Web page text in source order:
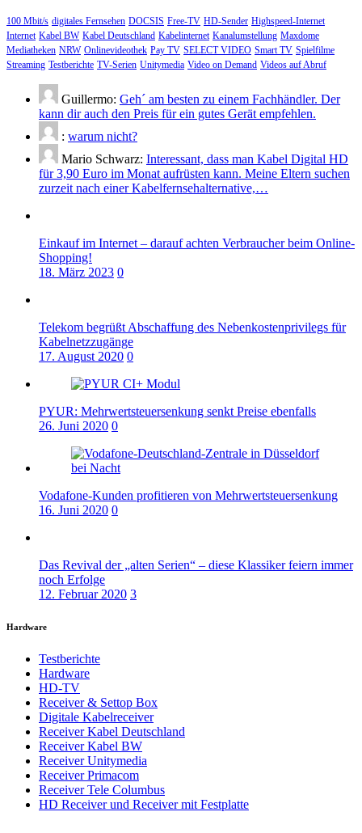
100 Mbit/s digitales Fernsehen DOCSIS Free-TV HD-Sender Highspeed-Internet
Internet Kabel BW Kabel Deutschland Kabelinternet Kanalumstellung Maxdome
Mediatheken NRW Onlinevideothek Pay TV SELECT VIDEO Smart TV Spielfilme
Streaming Testberichte TV-Serien Unitymedia Video on Demand Videos auf Abruf
Guillermo: Geh´ am besten zu einem Fachhändler. Der
kann dir auch den Preis für ein gutes Gerät empfehlen.
: warum nicht?
Mario Schwarz: Interessant, dass man Kabel Digital HD
für 3,90 Euro im Monat aufrüsten kann. Meine Eltern suchen
zurzeit nach einer Kabelfernsehalternative,…
Einkauf im Internet – darauf achten Verbraucher beim Online-
Shopping!
18. März 2023 0
Telekom begrüßt Abschaffung des Nebenkostenprivilegs für
Kabelnetzzugänge
17. August 2020 0
PYUR: Mehrwertsteuersenkung senkt Preise ebenfalls
26. Juni 2020 0
Vodafone-Kunden profitieren von Mehrwertsteuersenkung
16. Juni 2020 0
Das Revival der „alten Serien“ – diese Klassiker feiern immer
noch Erfolge
12. Februar 2020 3
Hardware
Testberichte
Hardware
HD-TV
Receiver & Settop Box
Digitale Kabelreceiver
Receiver Kabel Deutschland
Receiver Kabel BW
Receiver Unitymedia
Receiver Primacom
Receiver Tele Columbus
HD Receiver und Receiver mit Festplatte